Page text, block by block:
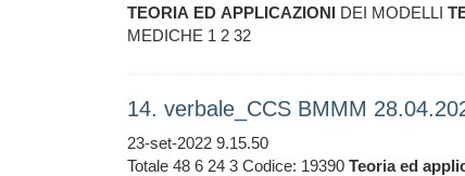
TEORIA ED APPLICAZIONI DEI MODELLI
MEDICHE 1 2 32
14. verbale_CCS BMMM
23-set-2022 9.15.50
Totale 48 6 24 3 Codice: 19390 Teoria ed